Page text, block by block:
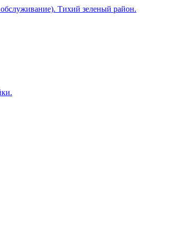
обслуживание). Тихий зеленый район.